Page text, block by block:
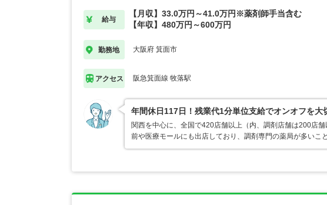
給与
【月収】33.0万円～41.0万円※薬剤師手当含む
【年収】480万円～600万円
勤務地 大阪府 箕面市
アクセス 阪急箕面線 牧落駅
年間休日117日！残業代1分単位支給でオンオフを大
関西を中心に、全国で420店舗以上（内、調剤店舗は200店
前や医療モールにも出店しており、調剤専門の薬局が多いこ